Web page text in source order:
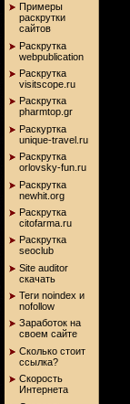
Примеры
раскрутки
сайтов
Раскрутка
webpublication
Раскрутка
visitscope.ru
Раскрутка
pharmtop.gr
Раскуртка
unique-travel.ru
Раскрутка
orlovsky-fun.ru
Раскрутка
newhit.org
Раскрутка
citofarmа.ru
Раскрутка
seoclub
Site auditor
скачать
Теги noindex и
nofollow
Заработок на
своем сайте
Сколько стоит
ссылка?
Скорость
Интернета